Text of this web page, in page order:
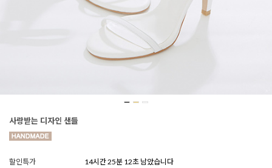
사랑받는 디자인 샌들
할인특가
14시간 25분 09초 남았습니다